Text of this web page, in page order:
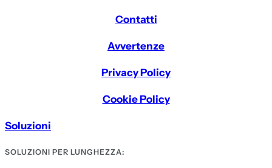
Contatti
Avvertenze
Privacy Policy
Cookie Policy
Soluzioni
SOLUZIONI PER LUNGHEZZA: